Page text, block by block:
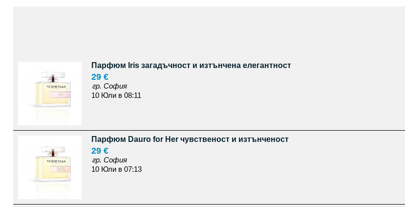
Парфюм Iris загадъчност и изтънчена елегантност
29 €
гр. София
10 Юли в 08:11
Парфюм Dauro for Her чувственост и изтънченост
29 €
гр. София
10 Юли в 07:13